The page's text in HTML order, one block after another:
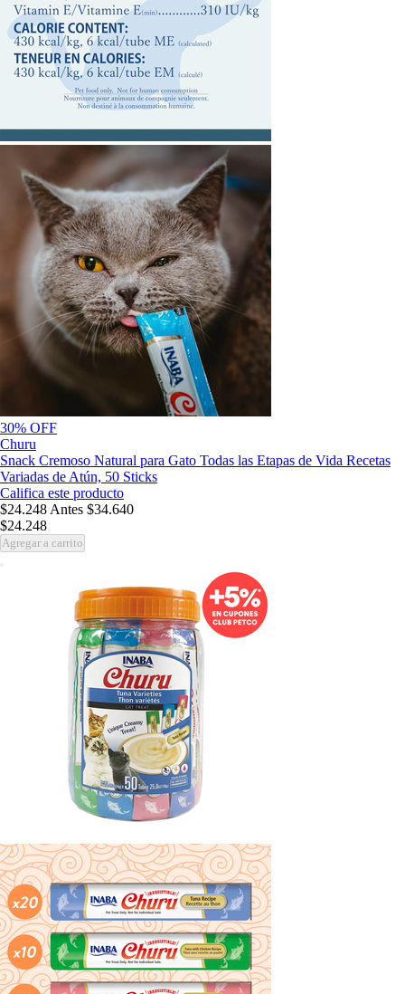
30% OFF
Churu
Snack Cremoso Natural para Gato Todas las Etapas de Vida Recetas
Variadas de Atún, 50 Sticks
Califica este producto
$24.248 Antes $34.640
$24.248
Agregar a carrito